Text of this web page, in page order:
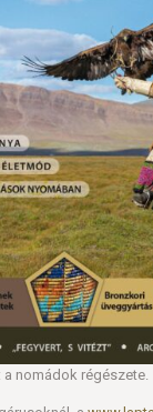
nomádok régészete.